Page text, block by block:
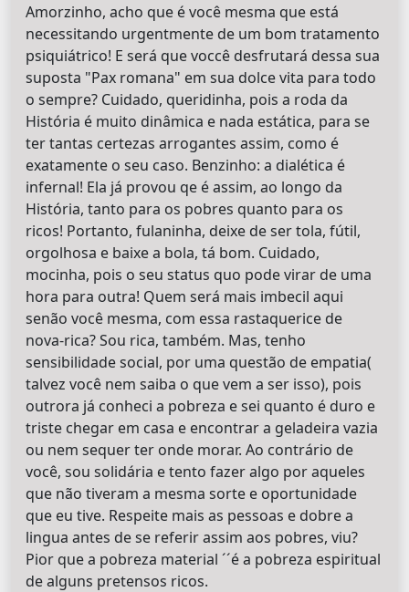
Amorzinho, acho que é você mesma que está
necessitando urgentmente de um bom tratamento
psiquiátrico! E será que voccê desfrutará dessa sua
suposta "Pax romana" em sua dolce vita para todo
o sempre? Cuidado, queridinha, pois a roda da
História é muito dinâmica e nada estática, para se
ter tantas certezas arrogantes assim, como é
exatamente o seu caso. Benzinho: a dialética é
infernal! Ela já provou qe é assim, ao longo da
História, tanto para os pobres quanto para os
ricos! Portanto, fulaninha, deixe de ser tola, fútil,
orgolhosa e baixe a bola, tá bom. Cuidado,
mocinha, pois o seu status quo pode virar de uma
hora para outra! Quem será mais imbecil aqui
senão você mesma, com essa rastaquerice de
nova-rica? Sou rica, também. Mas, tenho
sensibilidade social, por uma questão de empatia(
talvez você nem saiba o que vem a ser isso), pois
outrora já conheci a pobreza e sei quanto é duro e
triste chegar em casa e encontrar a geladeira vazia
ou nem sequer ter onde morar. Ao contrário de
você, sou solidária e tento fazer algo por aqueles
que não tiveram a mesma sorte e oportunidade
que eu tive. Respeite mais as pessoas e dobre a
lingua antes de se referir assim aos pobres, viu?
Pior que a pobreza material ´´é a pobreza espiritual
de alguns pretensos ricos.